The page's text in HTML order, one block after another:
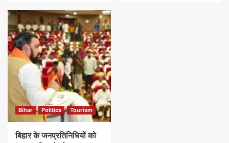
Bihar Politics Tourism
बिहार के जनप्रतिनिधियों को